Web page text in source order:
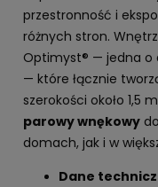
przestronność i
różnych stron.
Optimyst® — jedna o
— które łącznie
szerokości około 1,5
parowy wnękowy
domach, jak i w
Dane